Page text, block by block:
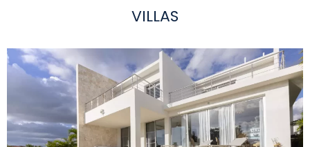
VILLAS